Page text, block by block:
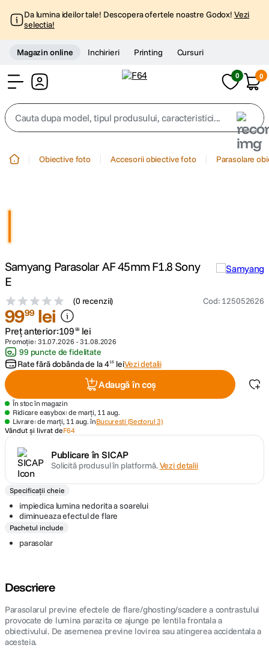
Da lumina ideilor tale! Descopera ofertele noastre Godox! Vezi
selectia!
Magazin online Inchirieri Printing Cursuri
0 0
Cauta dupa model, tipul produsului, caracteristici...
4. peak design
canon sx740 hs
lavaliera
7. card memorie
dji mic mini
9. dji osmo
insta 360
Obiective foto Accesorii obiective foto Parasolare
Samyang Parasolar AF 45mm F1.8 Sony
E
(0 recenzii) Cod: 125052626
9999 lei
Preț anterior:109 99 lei
Promoție: 31.07.2026 -31.08.2026
99 puncte de fidelitate
Rate fără dobânda de la416 leiVezi detalii
Adaugă în coș
În stoc în magazin
Ridicare easybox: de marți, 11 aug.
Livrare: de marți, 11 aug. înBucuresti (Sectorul 3)
Vândut și livrat deF64
Publicare în SICAP
Solicită produsul în platformă.Vezi detalii
Specificații cheie
impiedica lumina nedorita a soarelui
diminueaza efectul de flare
Pachetul include
parasolar
Descriere
Parasolarul previne efectele de flare/ghosting/scadere a contrastului
provocate de lumina parazita ce ajunge pe lentila frontala a
obiectivului. De asemenea previne lovirea sau atingerea accidentala a
acesteia.